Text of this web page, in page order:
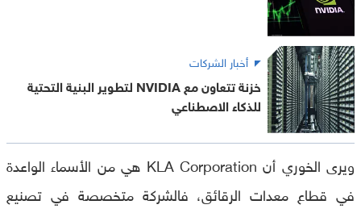
أخبار الشركات
خزنة تتعاون مع NVIDIA لتطوير البنية التحتية
للذكاء الاصطناعي
ويرى الخوري أن KLA Corporation هي من الأسماء الواعدة
في قطاع معدات الرقائق، فالشركة متخصصة في تصنيع